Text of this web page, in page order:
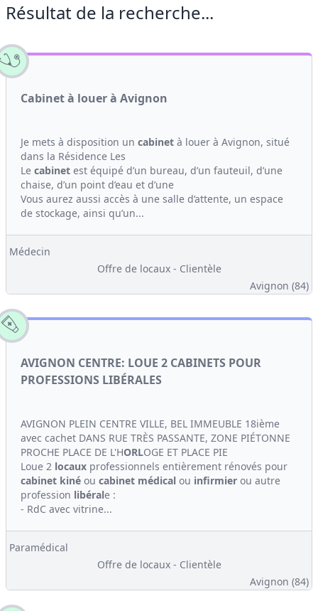
Résultat de la recherche...
Cabinet à louer à Avignon
Je mets à disposition un cabinet à louer à Avignon, situé
dans la Résidence Les
Le cabinet est équipé d’un bureau, d’un fauteuil, d’une
chaise, d’un point d’eau et d’une
Vous aurez aussi accès à une salle d’attente, un espace
de stockage, ainsi qu’un...
Médecin
Offre de locaux - Clientèle
Avignon (84)
AVIGNON CENTRE: LOUE 2 CABINETS POUR
PROFESSIONS LIBÉRALES
AVIGNON PLEIN CENTRE VILLE, BEL IMMEUBLE 18ième
avec cachet DANS RUE TRÈS PASSANTE, ZONE PIÉTONNE
PROCHE PLACE DE L'HORLOGE ET PLACE PIE
Loue 2 locaux professionnels entièrement rénovés pour
cabinet kiné ou cabinet médical ou infirmier ou autre
profession libérale :
- RdC avec vitrine...
Paramédical
Offre de locaux - Clientèle
Avignon (84)